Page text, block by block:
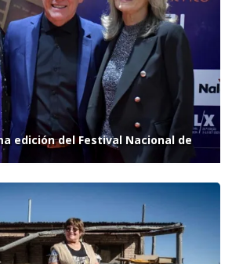
edición del Festival Nacional de